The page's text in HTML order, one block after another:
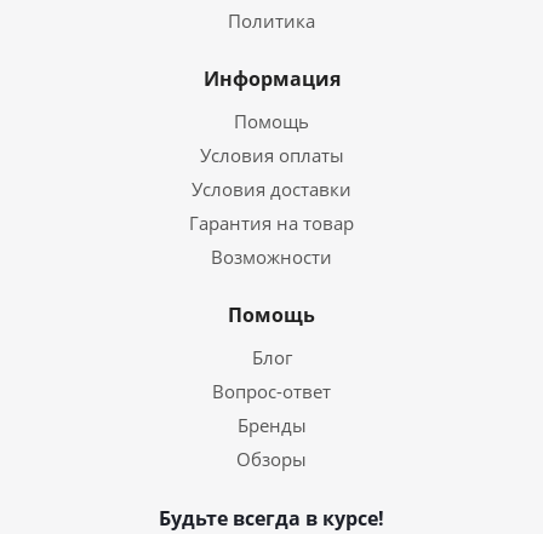
Политика
Информация
Помощь
Условия оплаты
Условия доставки
Гарантия на товар
Возможности
Помощь
Блог
Вопрос-ответ
Бренды
Обзоры
Будьте всегда в курсе!